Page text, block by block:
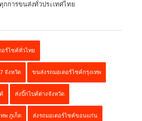
กการขนส่งทั่วประเทศไทย
อร์ไซค์ทั่วไทย
จังหวัด ขนส่งรถมอเตอร์ไซค์กรุงเทพ
ส่งบิ๊กไบค์ต่างจังหวัด
พ ภูเก็ต ส่งรถมอเตอร์ไซค์ขอนแก่น